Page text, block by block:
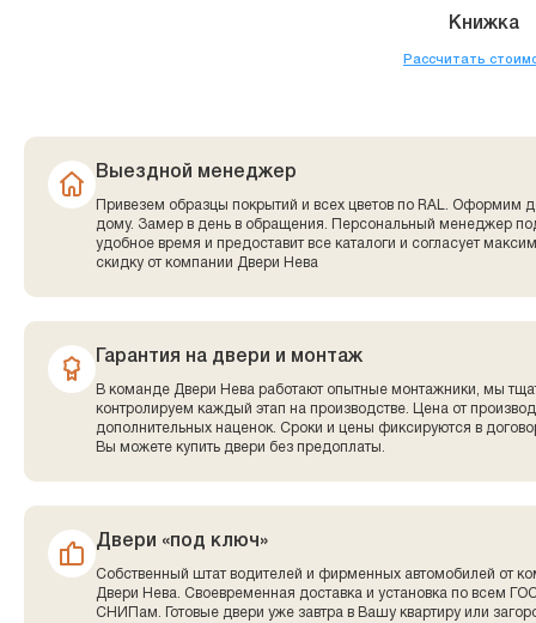
Книжка
Рассчитать
Выездной менеджер
Привезем образцы покрытий и всех цветов по RAL. Оформим
дому. Замер в день в обращения. Персональный менеджер
удобное время и предоставит все каталоги и согласует
скидку от компании Двери Нева
Гарантия на двери и монтаж
В команде Двери Нева работают опытные монтажники, мы
контролируем каждый этап на производстве. Цена от
дополнительных наценок. Сроки и цены фиксируются в
Вы можете купить двери без предоплаты.
Двери «под ключ»
Собственный штат водителей и фирменных автомобилей от
Двери Нева. Своевременная доставка и установка по всем
СНИПам. Готовые двери уже завтра в Вашу квартиру или